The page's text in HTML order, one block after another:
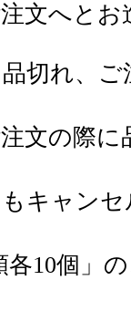
文へとお
切れ、
文の際に
キャンセ
10個」